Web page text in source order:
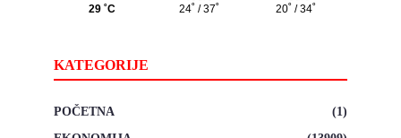
KATEGORIJE
POČETNA
(1)